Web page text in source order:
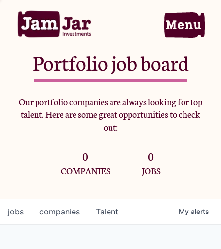
Home
Portfolio
Team
Criteria
Portfolio job board
Our portfolio companies are always looking for top
talent. Here are some great opportunities to check
out:
0
COMPANIES
0
JOBS
jobs companies Talent My alerts